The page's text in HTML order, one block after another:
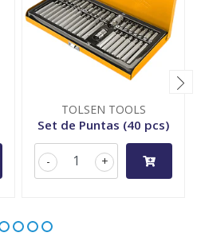
TOLSEN TOOLS
Set de Puntas (40 pcs)
+
-